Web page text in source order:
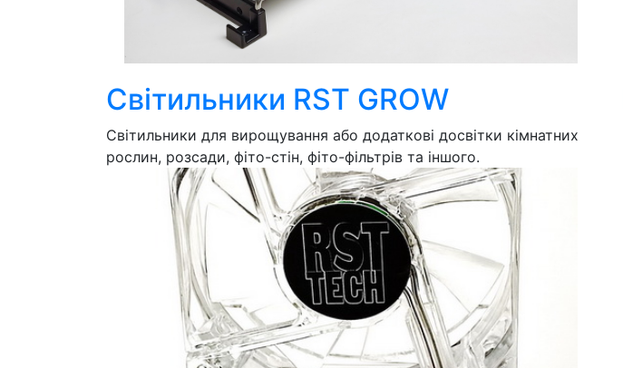
Світильники RST GROW
Світильники для вирощування або додаткові досвітки кімнатних
рослин, розсади, фіто-стін, фіто-фільтрів та іншого.